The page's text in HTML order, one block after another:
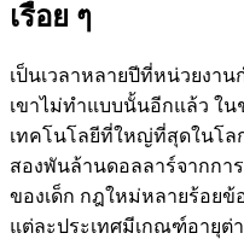
เรื่อย ๆ
เป็นเวลาหลายปีที่หน่วยงา
เขาไม่ทำแบบนั้นอีกแล้ว ใ
เทคโนโลยีที่ใหญ่ที่สุดในโล
สองพันล้านดอลลาร์จากกา
ของเด็ก กฎใหม่หลายร้อยข้
แต่ละประเทศมีเกณฑ์อายุต่